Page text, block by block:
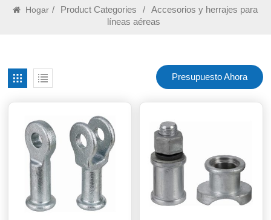
Hogar / Product Categories /
Accesorios y herrajes para
líneas aéreas
Presupuesto Ahora